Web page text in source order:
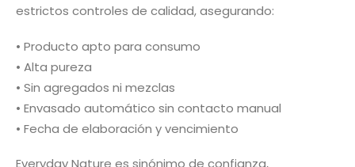
estrictos controles de calidad, asegurando:
• Producto apto para consumo
• Alta pureza
• Sin agregados ni mezclas
• Envasado automático sin contacto manual
• Fecha de elaboración y vencimiento